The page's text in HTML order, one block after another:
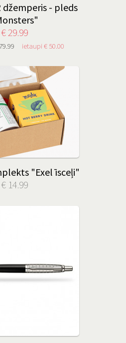
džemperis - pleds
€ 29.99
ietaupi € 50.00
"Exel īsceļi"
€ 14.99